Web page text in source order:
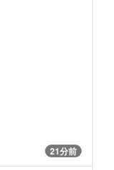
21分前